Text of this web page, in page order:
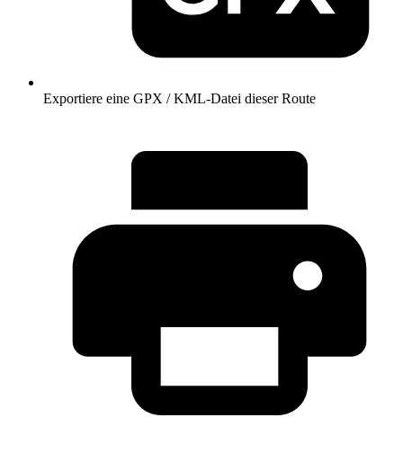
Exportiere eine GPX / KML-Datei dieser Route